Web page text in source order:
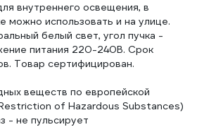
внутреннего освещения, в
можно использовать и на улице.
белый свет, угол пучка -
питания 220-240В. Срок
Товар сертифицирован.
веществ по европейской
of Hazardous Substances)
- не пульсирует